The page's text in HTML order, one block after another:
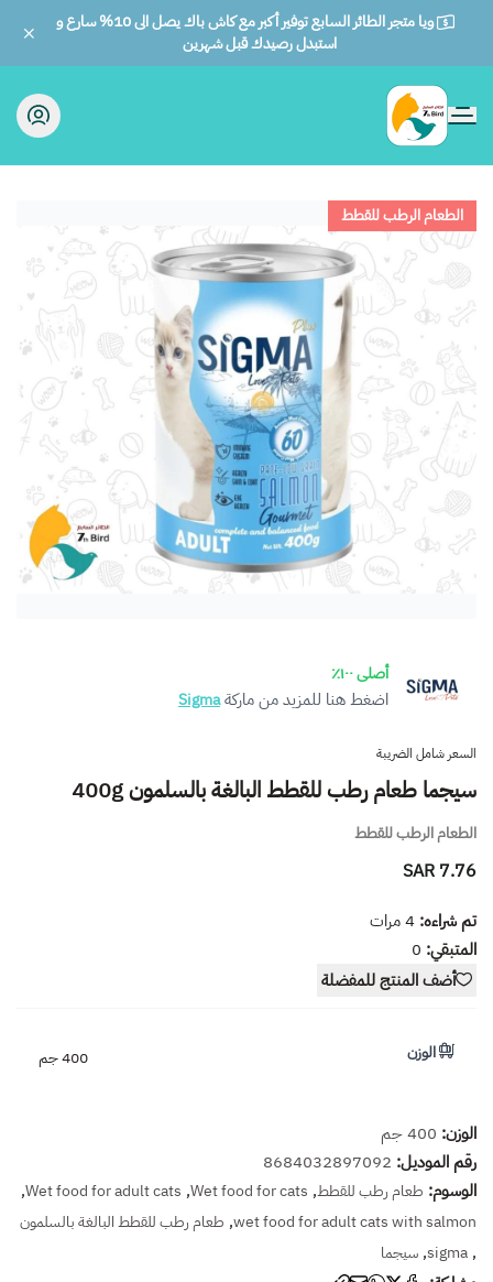
ويا متجر الطائر السابع توفير أكبر مع كاش باك يصل الى 10% سارع و
استبدل رصيدك قبل شهرين
الطائر السابع للحيوانات
الطعام الرطب للقطط
أصلى ١٠٠٪
اضغط هنا للمزيد من ماركةSigma
السعر شامل الضريبة
سيجما طعام رطب للقطط البالغة بالسلمون 400g
الطعام الرطب للقطط
7.76 SAR
تم شراءه: 4مرات
المتبقي: 0
أضف المنتج للمفضلة
الوزن 400 جم
الوزن: 400 جم
رقم الموديل: 8684032897092
الوسوم: طعام رطب للقطط,
Wet food for cats
,
Wet food for adult cats
,
wet food for adult cats with salmon
, طعام رطب للقطط البالغة بالسلمون
,
sigma
, سيجما